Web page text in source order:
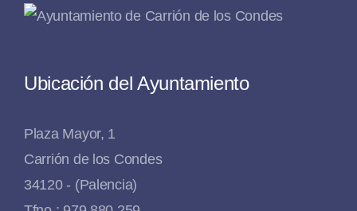
Ubicación del Ayuntamiento
Plaza Mayor, 1
Carrión de los Condes
34120 - (Palencia)